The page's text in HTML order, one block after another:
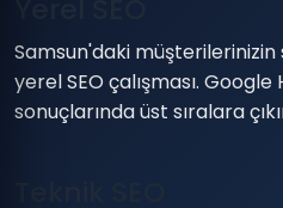
Samsun'daki müşterilerinizin
yerel SEO çalışması.
sonuçlarında üst sıralara